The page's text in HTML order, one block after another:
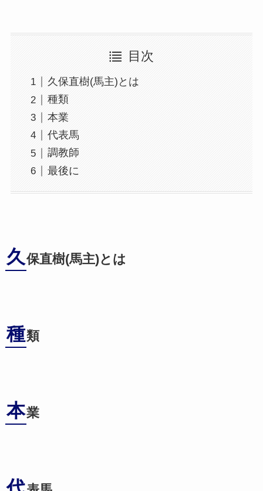
目次
久保直樹(馬主)とは
種類
本業
代表馬
調教師
最後に
久保直樹(馬主)とは
種類
本業